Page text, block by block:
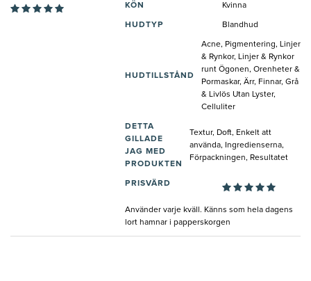
KÖN Kvinna
HUDTYP Blandhud
HUDTILLSTÅND
Acne, Pigmentering, Linjer
& Rynkor, Linjer & Rynkor
runt Ögonen, Orenheter &
Pormaskar, Ärr, Finnar, Grå
& Livlös Utan Lyster,
Celluliter
DETTA
GILLADE
JAG MED
PRODUKTEN
Textur, Doft, Enkelt att
använda, Ingredienserna,
Förpackningen, Resultatet
PRISVÄRD
Använder varje kväll. Känns som hela dagens
lort hamnar i papperskorgen